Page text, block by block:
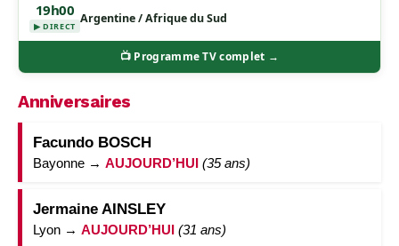
19h00
▶ DIRECT
Argentine / Afrique du Sud
📺 Programme TV complet →
Anniversaires
Facundo BOSCH
Bayonne → AUJOURD’HUI (35 ans)
Jermaine AINSLEY
Lyon → AUJOURD’HUI (31 ans)